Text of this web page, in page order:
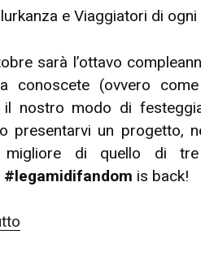
e Viaggiatori di
sarà l’ottavo
conoscete (ovvero
il nostro modo di
presentarvi un progetto,
migliore di quello di
#legamidifandom is back!
“#legamidifandom,